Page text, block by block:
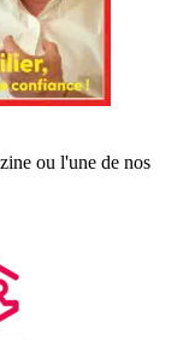
ou l'une de nos